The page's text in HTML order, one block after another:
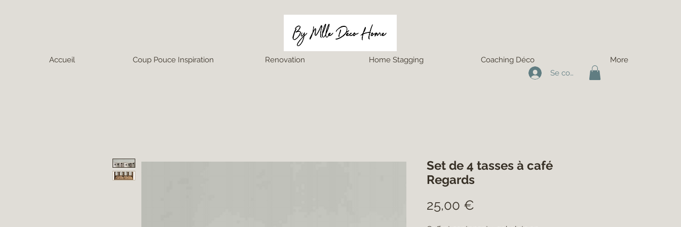
Accueil Coup Pouce Inspiration Renovation Home Stagging Coaching Déco
More
Se connecter
Set de 4 tasses à café
Regards
25,00 €